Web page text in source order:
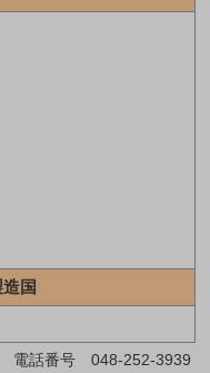
国
電話番号 048-252-3939